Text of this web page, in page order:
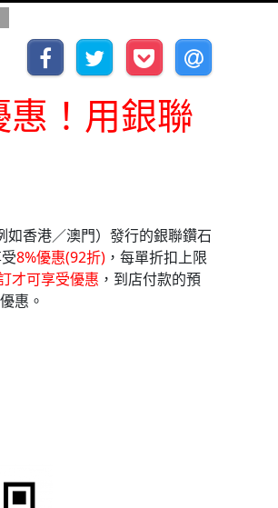
！用銀聯
香港／澳門）發行的銀聯鑽石
8%優惠(92折) ，每單折扣上限
才可享受優惠 ，到店付款的預
惠。